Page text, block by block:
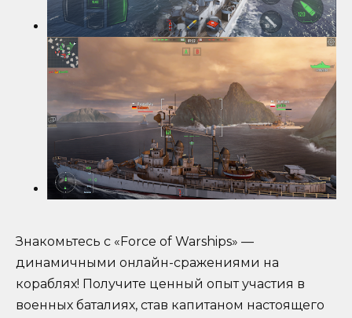
Знакомьтесь с «Force of Warships» —
динамичными онлайн-сражениями на
кораблях! Получите ценный опыт участия в
военных баталиях, став капитаном настоящего